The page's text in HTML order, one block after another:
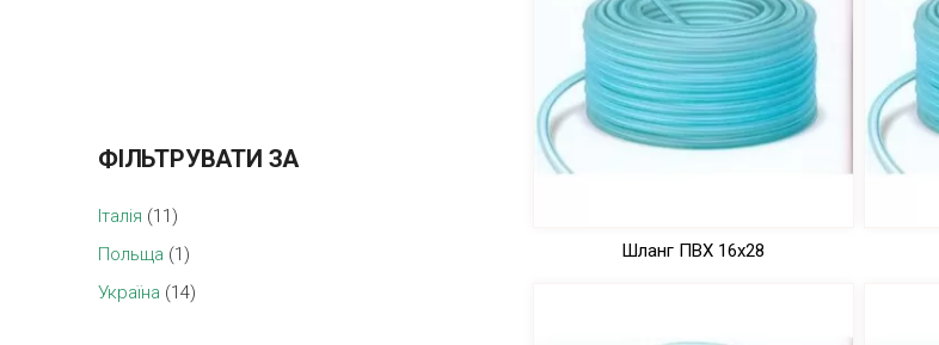
Шланг ПВХ 16х28
ФІЛЬТРУВАТИ ЗА
Італія (11)
Польща (1)
Україна (14)